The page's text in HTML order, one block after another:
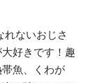
れないおじさ
好きです！趣
魚、くわが